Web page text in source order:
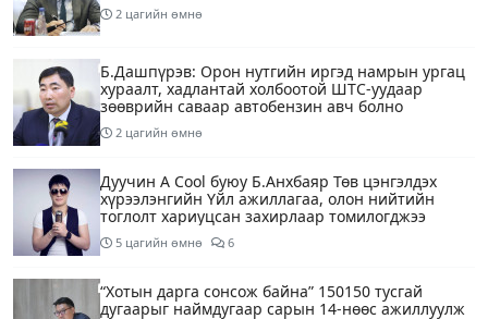
2 цагийн өмнө
Б.Дашпүрэв: Орон нутгийн иргэд намрын ургац
хураалт, хадлантай холбоотой ШТС-уудаар
зөөврийн саваар автобензин авч болно
2 цагийн өмнө
Дуучин A Cool буюу Б.Анхбаяр Төв цэнгэлдэх
хүрээлэнгийн Үйл ажиллагаа, олон нийтийн
тоглолт хариуцсан захирлаар томилогджээ
5 цагийн өмнө 6
“Хотын дарга сонсож байна” 150150 тусгай
дугаарыг наймдугаар сарын 14-нөөс ажиллуулж